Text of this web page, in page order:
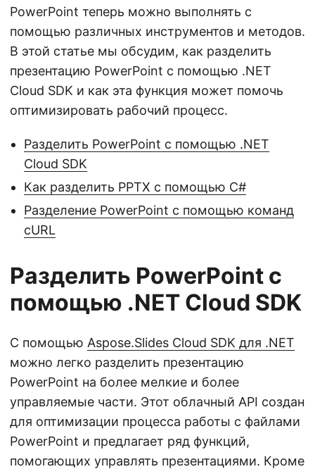
PowerPoint теперь можно выполнять с
помощью различных инструментов и методов.
В этой статье мы обсудим, как разделить
презентацию PowerPoint с помощью .NET
Cloud SDK и как эта функция может помочь
оптимизировать рабочий процесс.
Разделить PowerPoint с помощью .NET
Cloud SDK
Как разделить PPTX с помощью C#
Разделение PowerPoint с помощью команд
cURL
Разделить PowerPoint с
помощью .NET Cloud SDK
С помощью Aspose.Slides Cloud SDK для .NET
можно легко разделить презентацию
PowerPoint на более мелкие и более
управляемые части. Этот облачный API создан
для оптимизации процесса работы с файлами
PowerPoint и предлагает ряд функций,
помогающих управлять презентациями. Кроме